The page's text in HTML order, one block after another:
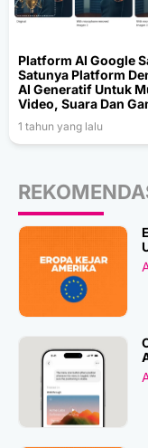
Platform AI Google
Satunya Platform
AI Generatif Untuk
Video, Suara Dan
1 tahun yang lalu